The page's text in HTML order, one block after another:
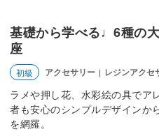
基礎から学べる♩6種の
座
初級 アクセサリー | レジンアクセ
ラメや押し花、水彩絵の具でア
者も安心のシンプルデザインか
を網羅。